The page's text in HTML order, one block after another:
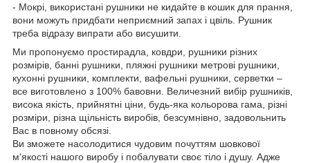
- Мокрі, використані рушники не кидайте в кошик для прання,
вони можуть придбати неприємний запах і цвіль. Рушник
треба відразу випрати або висушити.
Ми пропонуємо простирадла, ковдри, рушники різних
розмірів, банні рушники, пляжні рушники метрові рушники,
кухонні рушники, комплекти, вафельні рушники, серветки –
все виготовлено з 100% бавовни. Величезний вибір рушників,
висока якість, прийнятні ціни, будь-яка кольорова гама, різні
розміри, різна щільність виробів, безсумнівно, задовольнить
Вас в повному обсязі.
Ви зможете насолодитися чудовим почуттям шовкової
м'якості нашого виробу і побалувати своє тіло і душу. Адже